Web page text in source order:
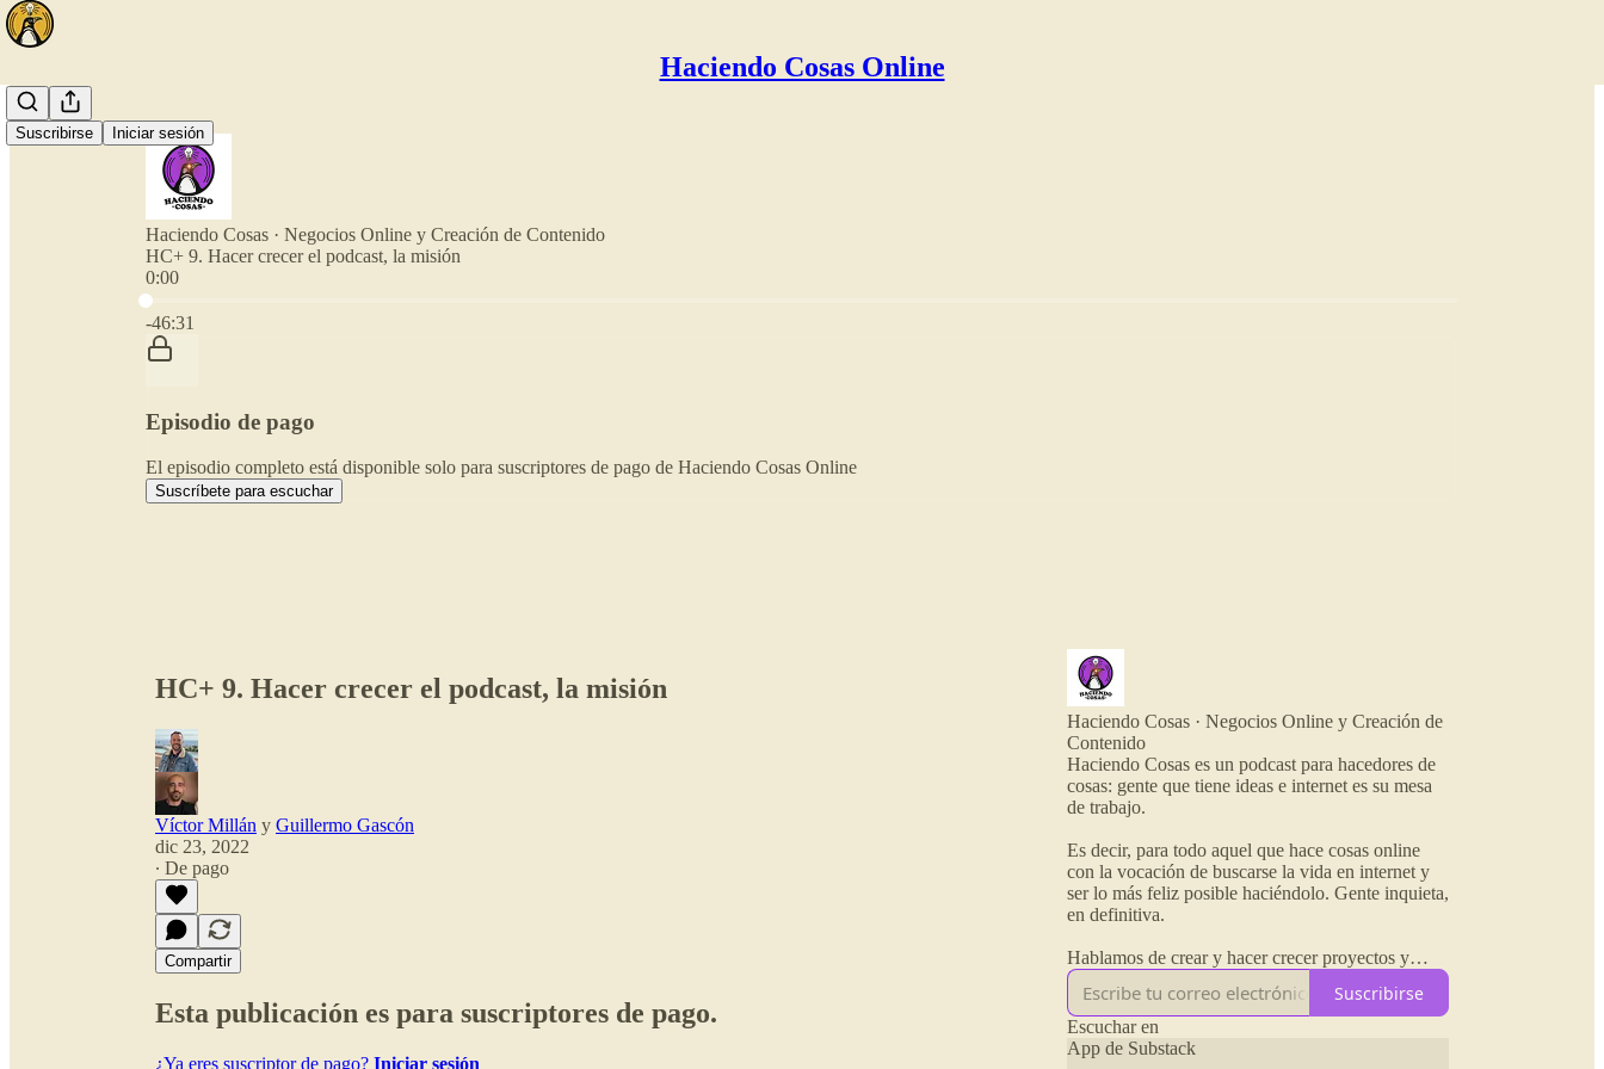
Haciendo Cosas Online
Suscribirse Iniciar sesión
Haciendo Cosas · Negocios Online y Creación de Contenido
HC+ 9. Hacer crecer el podcast, la misión
0:00
Hora actual: 0:00 / Tiempo total: -46:31
-46:31
Episodio de pago
El episodio completo está disponible solo para suscriptores de pago de Haciendo Cosas Online
Suscríbete para escuchar
HC+ 9. Hacer crecer el podcast, la misión
Víctor Millán y Guillermo Gascón
dic 23, 2022
∙ De pago
Compartir
Esta publicación es para suscriptores de pago.
¿Ya eres suscriptor de pago? Iniciar sesión
Haciendo Cosas · Negocios Online y Creación de
Contenido
Haciendo Cosas es un podcast para hacedores de
cosas: gente que tiene ideas e internet es su mesa
de trabajo.
Es decir, para todo aquel que hace cosas online
con la vocación de buscarse la vida en internet y
ser lo más feliz posible haciéndolo. Gente inquieta,
en definitiva.
Hablamos de crear y hacer crecer proyectos y
negocios en internet, estrategias de monetización,
contenidos y herramientas para facilitarnos el
camino o distraernos también un poco.
En resumen: buscarse la vida en internet sin
Suscribirse
Escuchar en
App de Substack